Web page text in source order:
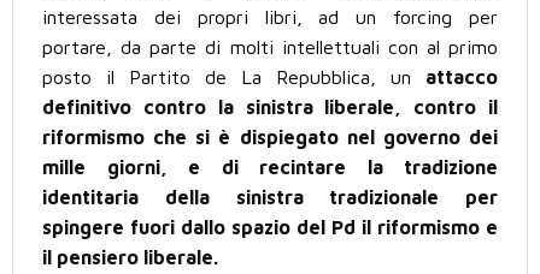
interessata dei propri libri, ad un forcing per
portare, da parte di molti intellettuali con al primo
posto il Partito de La Repubblica, un attacco
definitivo contro la sinistra liberale, contro il
riformismo che si è dispiegato nel governo dei
mille giorni, e di recintare la tradizione
identitaria della sinistra tradizionale per
spingere fuori dallo spazio del Pd il riformismo e
il pensiero liberale.